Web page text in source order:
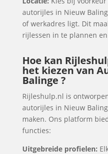
autorijles in Nieuw
of werkadres ligt. Dit
rijlessen in te plannen
Hoe kan
het kiezen van
Balinge ?
Rijleshulp.nl is
autorijles in Nieuw
maken. Ons platform
functies:
Uitgebreide profielen: